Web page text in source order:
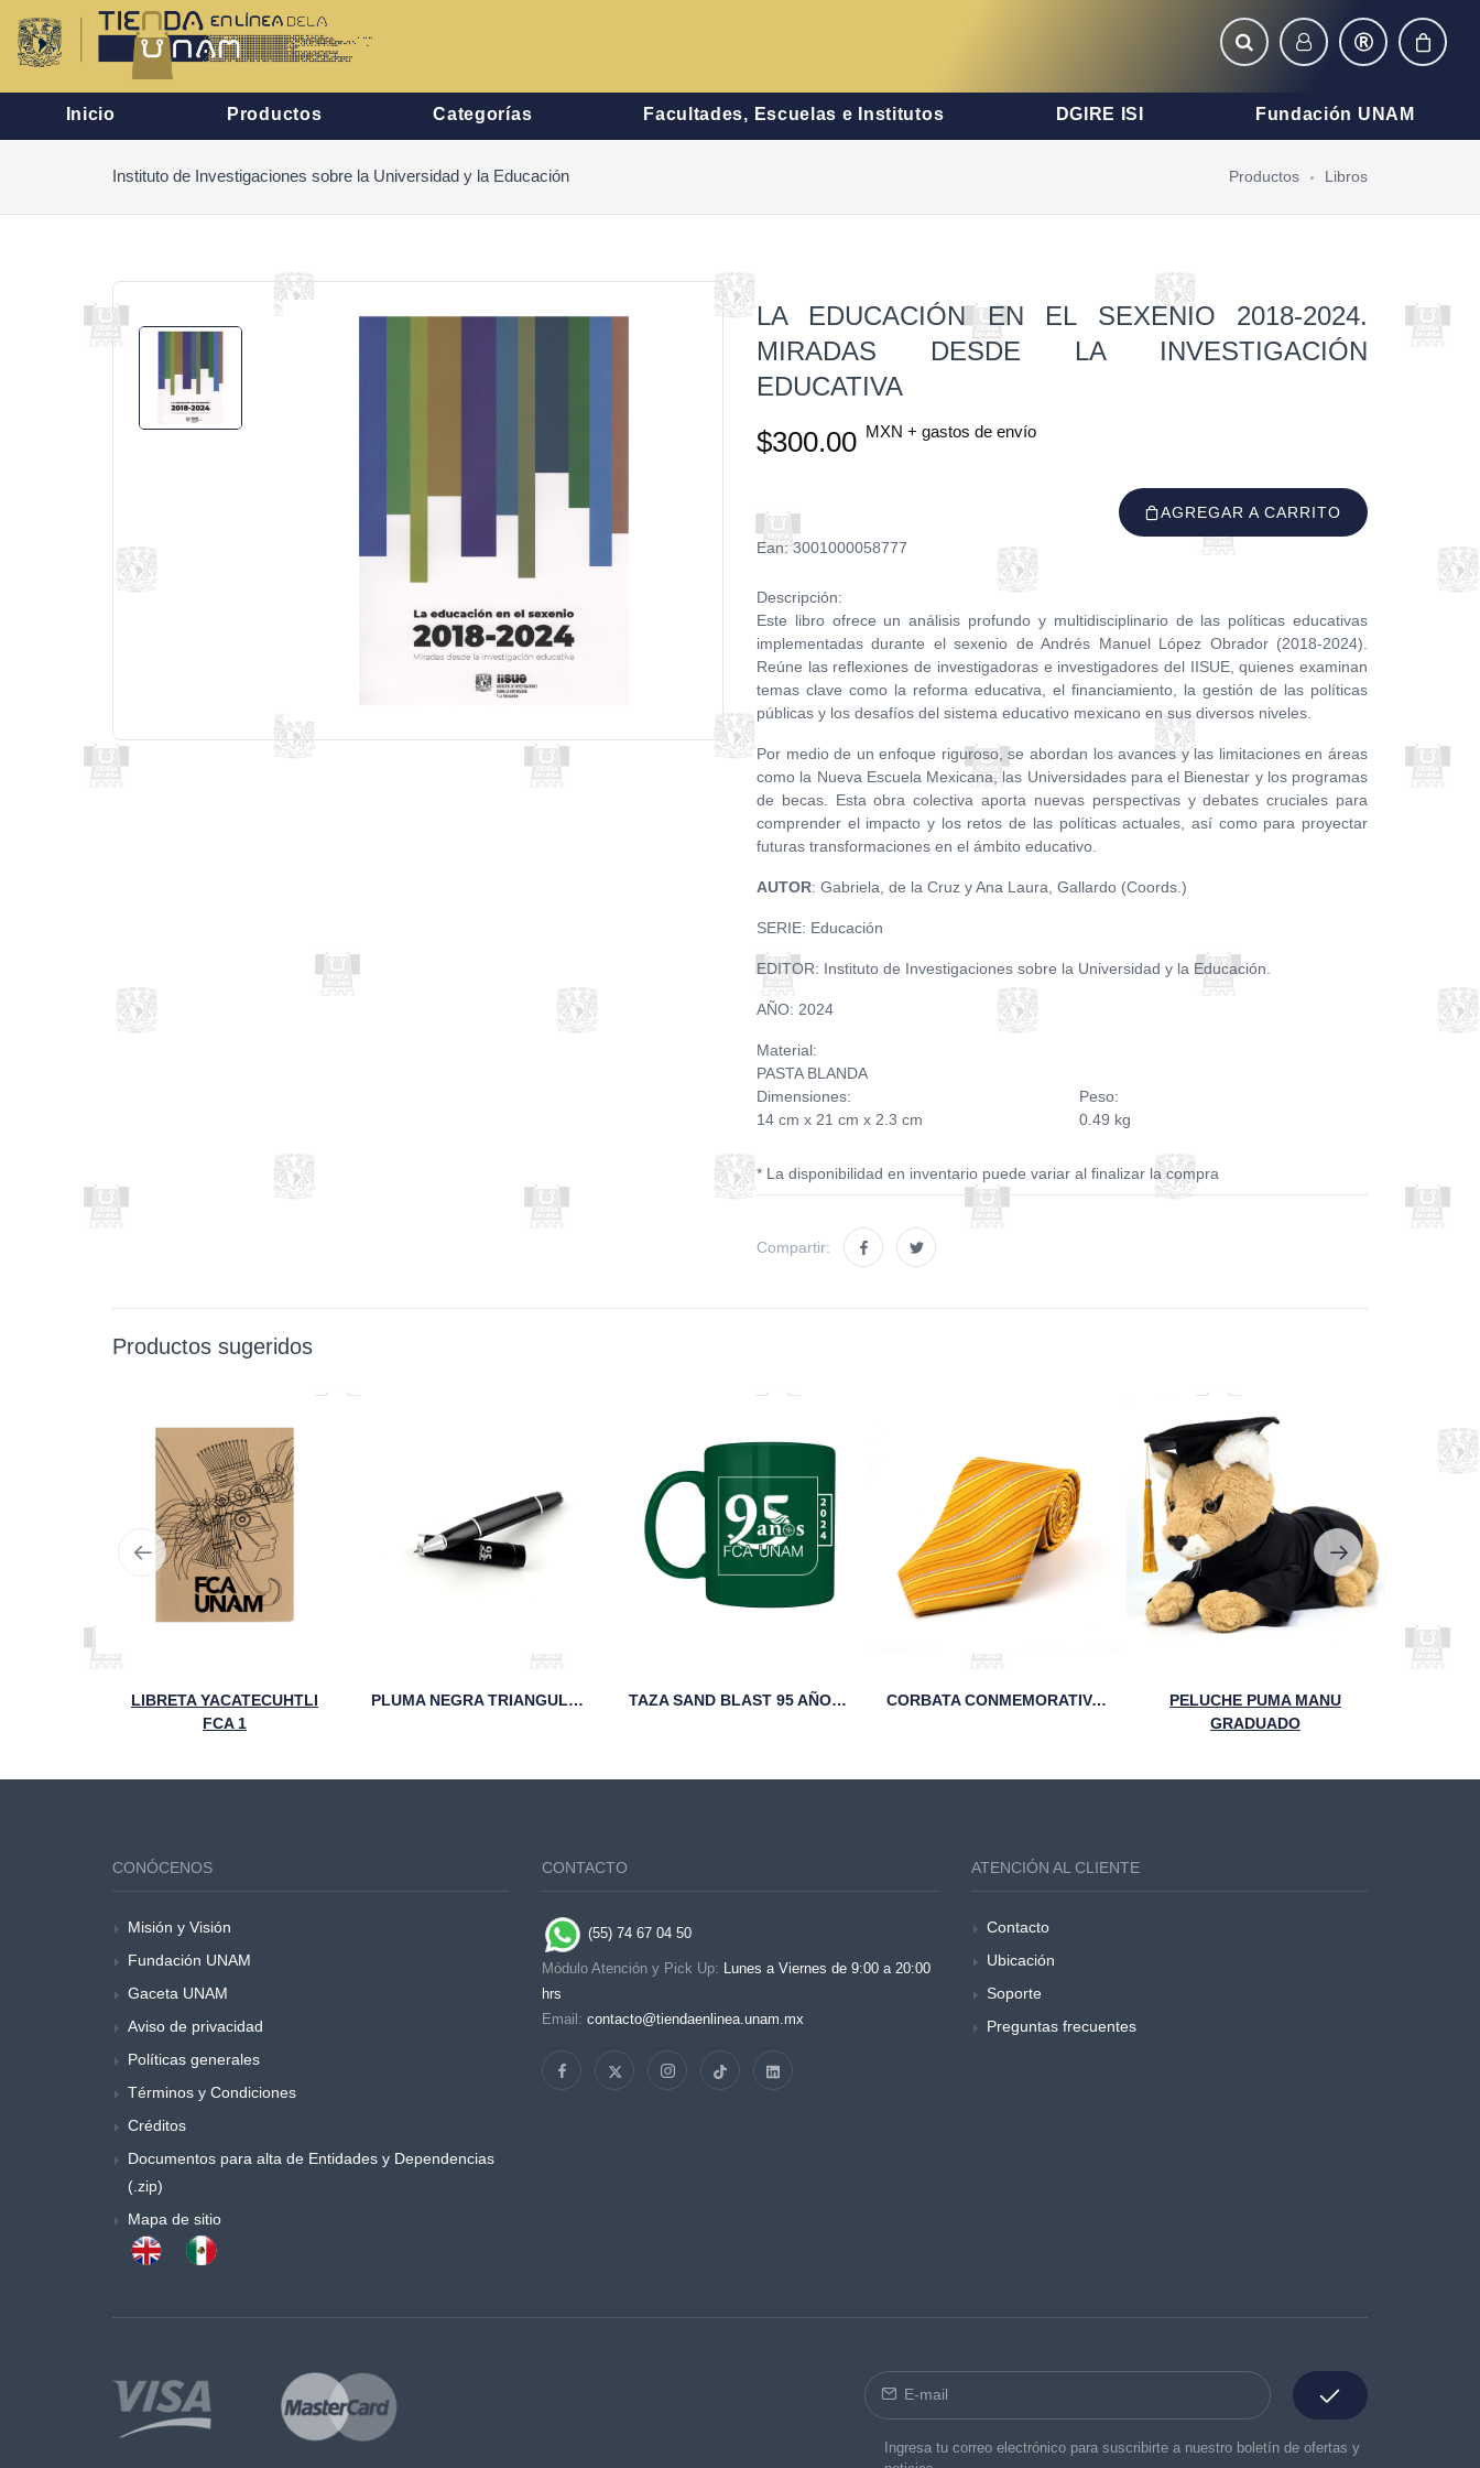
Inicio Productos Categorías Facultades, Escuelas e Institutos DGIRE ISI Fundación UNAM
Instituto de Investigaciones sobre la Universidad y la Educación Productos Libros
LA EDUCACIÓN EN EL SEXENIO 2018-2024.
MIRADAS DESDE LA INVESTIGACIÓN
EDUCATIVA
$300.00 MXN + gastos de envío
AGREGAR A CARRITO
Ean: 3001000058777
Descripción:
Este libro ofrece un análisis profundo y multidisciplinario de las políticas educativas
implementadas durante el sexenio de Andrés Manuel López Obrador (2018-2024).
Reúne las reflexiones de investigadoras e investigadores del IISUE, quienes examinan
temas clave como la reforma educativa, el financiamiento, la gestión de las políticas
públicas y los desafíos del sistema educativo mexicano en sus diversos niveles.
Por medio de un enfoque riguroso, se abordan los avances y las limitaciones en áreas
como la Nueva Escuela Mexicana, las Universidades para el Bienestar y los programas
de becas. Esta obra colectiva aporta nuevas perspectivas y debates cruciales para
comprender el impacto y los retos de las políticas actuales, así como para proyectar
futuras transformaciones en el ámbito educativo.
AUTOR: Gabriela, de la Cruz y Ana Laura, Gallardo (Coords.)
SERIE: Educación
EDITOR: Instituto de Investigaciones sobre la Universidad y la Educación.
AÑO: 2024
Material:
PASTA BLANDA
Dimensiones:
14 cm x 21 cm x 2.3 cm
Peso:
0.49 kg
* La disponibilidad en inventario puede variar al finalizar la compra
Compartir:
Productos sugeridos
LIBRETA YACATECUHTLI
FCA 1
PLUMA NEGRA TRIANGULAR 95 AÑOS UNAM TAZA SAND BLAST 95 AÑOS FCA UNAM VERDE CORBATA CONMEMORATIVA DE LOS 95 AÑOS DE LA FCA
PELUCHE PUMA MANU
GRADUADO
CONÓCENOS
Misión y Visión
Fundación UNAM
Gaceta UNAM
Aviso de privacidad
Políticas generales
Términos y Condiciones
Créditos
Documentos para alta de Entidades y Dependencias
(.zip)
Mapa de sitio
CONTACTO
(55) 74 67 04 50
Módulo Atención y Pick Up: Lunes a Viernes de 9:00 a 20:00
hrs
Email: contacto@tiendaenlinea.unam.mx
ATENCIÓN AL CLIENTE
Contacto
Ubicación
Soporte
Preguntas frecuentes
Ingresa tu correo electrónico para suscribirte a nuestro boletín de ofertas y